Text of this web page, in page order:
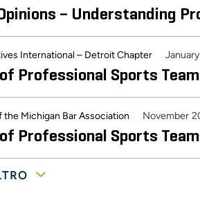
– Understanding
International – Detroit Chapter
Professional Sports
the Michigan Bar Association November
Professional Sports
of Appraisers’ 30th Annual Advanced